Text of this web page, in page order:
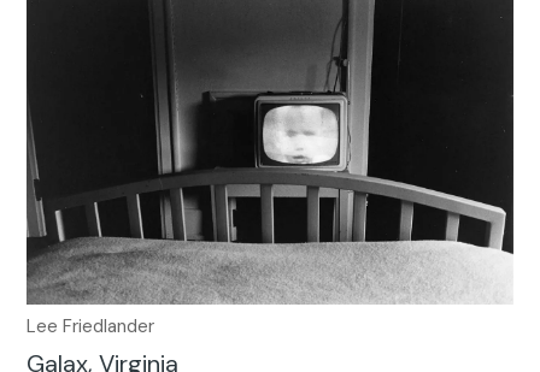
Lee Friedlander
Galax, Virginia